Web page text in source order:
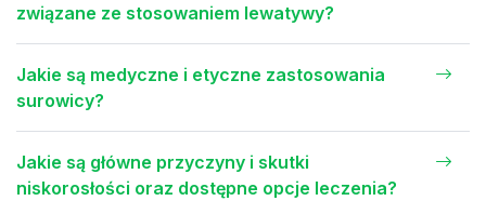
związane ze stosowaniem lewatywy?
Jakie są medyczne i etyczne zastosowania
surowicy?
Jakie są główne przyczyny i skutki
niskorosłości oraz dostępne opcje leczenia?